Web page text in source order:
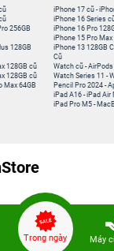
256GB
iPhone 17 cũ -
iPhone 16 Series
iPhone 16 Pro
iPhone 15 Pro Max
128GB
128GB cũ
128GB cũ
Max 64GB
iPhone 13 128GB
Cũ
Watch cũ -
Watch Series 11 -
Pencil Pro 2024 -
iPad A16 -iPad Air
iPad Pro M5 -
Website thành viên:
Điện Thoại, Laptop
Trong ngày Máy